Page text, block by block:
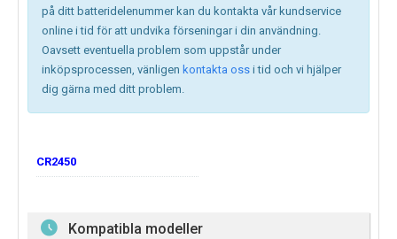
på ditt batteridelenummer kan du kontakta vår kundservice
online i tid för att undvika förseningar i din användning.
Oavsett eventuella problem som uppstår under
inköpsprocessen, vänligen kontakta oss i tid och vi hjälper
dig gärna med ditt problem.
CR2450
Kompatibla modeller